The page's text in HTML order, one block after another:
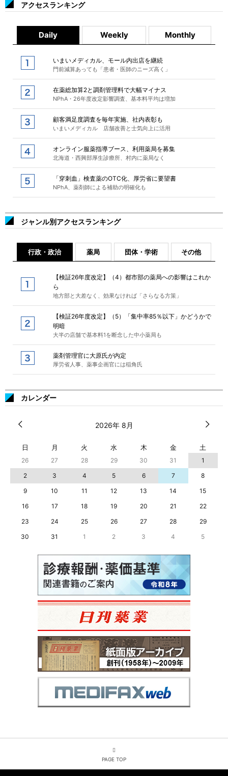
アクセスランキング
Daily Weekly Monthly
いまいメディカル、モール内出店を継続
門前減算あっても「患者・医師のニーズ高く」
在薬総加算2と調剤管理料で大幅マイナス
NPhA・26年度改定影響調査、基本料平均は増加
顧客満足度調査を毎年実施、社内表彰も
いまいメディカル 店舗改善と士気向上に活用
オンライン服薬指導ブース、利用薬局を募集
北海道・西興部厚生診療所、村内に薬局なく
「穿刺血」検査薬のOTC化、厚労省に要望書
NPhA、薬剤師による補助の明確化も
ジャンル別アクセスランキング
行政・政治 薬局 団体・学術 その他
【検証26年度改定】（4）都市部の薬局への影響はこれか
ら
地方部と大差なく、効果なければ「さらなる方策」
【検証26年度改定】（5）「集中率85％以下」かどうかで
明暗
大半の店舗で基本料1を断念した中小薬局も
薬剤管理官に大原氏が内定
厚労省人事、薬事企画官には稲角氏
カレンダー
2026年 8月
日 月 火 水 木 金 土
26 27 28 29 30 31
1
2
3 4 5 6 7
8
9
10 11 12 13 14
15
16
17 18 19 20 21
22
23
24 25 26 27 28
29
30
31 1 2 3 4 5
PAGE TOP